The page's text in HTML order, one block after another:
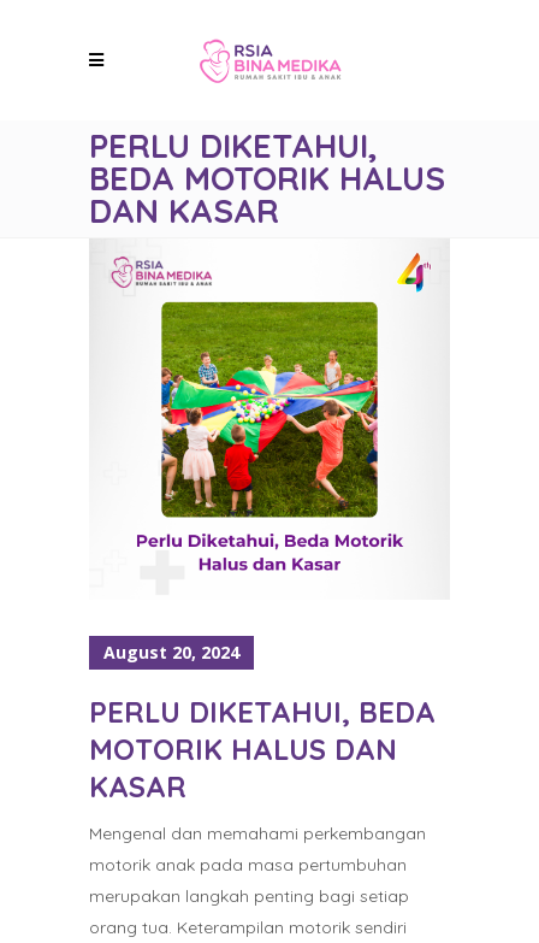
PERLU DIKETAHUI,
BEDA MOTORIK HALUS
DAN KASAR
August 20, 2024
PERLU DIKETAHUI, BEDA
MOTORIK HALUS DAN
KASAR
Mengenal dan memahami perkembangan
motorik anak pada masa pertumbuhan
merupakan langkah penting bagi setiap
orang tua. Keterampilan motorik sendiri